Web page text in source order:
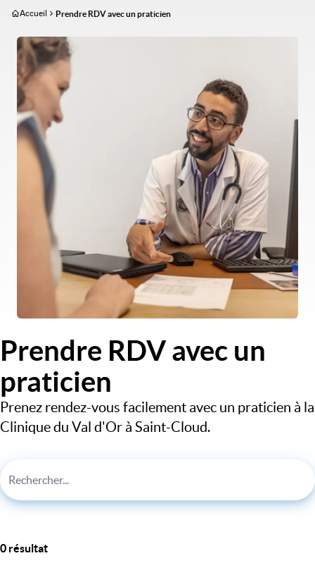
Aller
contenu
principal
Accueil Prendre RDV avec un praticien
Image
Prendre RDV avec un
praticien
Prenez rendez-vous facilement avec un praticien à la
Clinique du Val d'Or à Saint-Cloud.
0 résultat